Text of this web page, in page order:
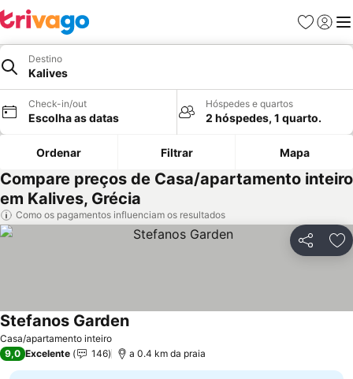
Favoritos
Iniciar
Destino
Kalives
Check-in/out
Escolha as datas
Hóspedes e quartos
2 hóspedes, 1 quarto.
Ordenar Filtrar Mapa
Compare preços de Casa/apartamento inteiro
em Kalives, Grécia
Como os pagamentos influenciam os resultados
Partilhar
Casa/apartamento inteiro
Stefanos Garden
9,0 Excelente 146 a 0.4 km da praia